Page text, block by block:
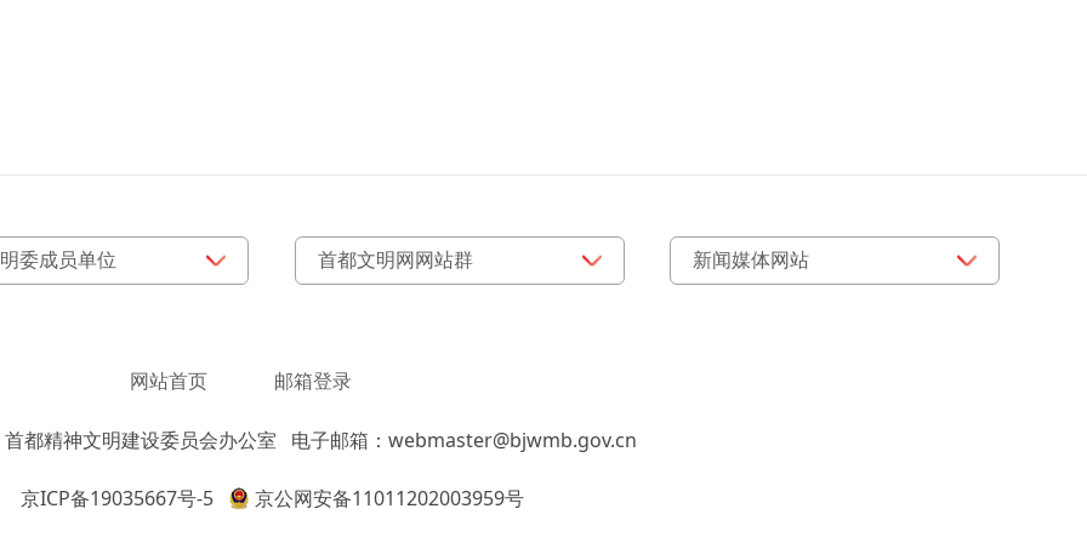
网站首页 邮箱登录
都精神文明建设委员会办公室 电子邮箱：webmaster@bjwmb.gov.cn
京ICP备19035667号-5 京公网安备11011202003959号